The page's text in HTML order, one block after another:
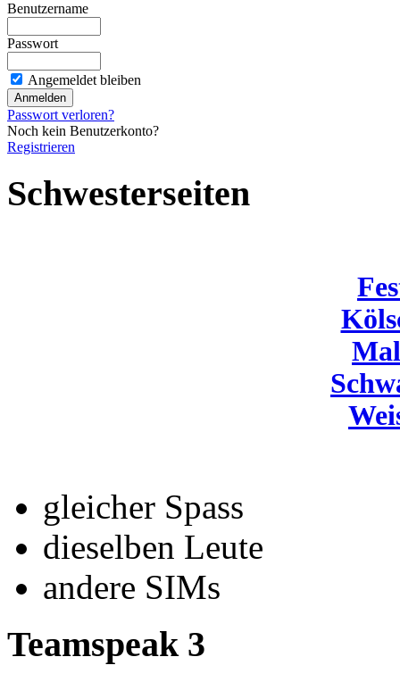
Benutzername
Passwort
Angemeldet bleiben
Passwort verloren?
Noch kein Benutzerkonto?
Registrieren
Schwesterseiten
gleicher Spass
dieselben Leute
andere SIMs
Teamspeak 3